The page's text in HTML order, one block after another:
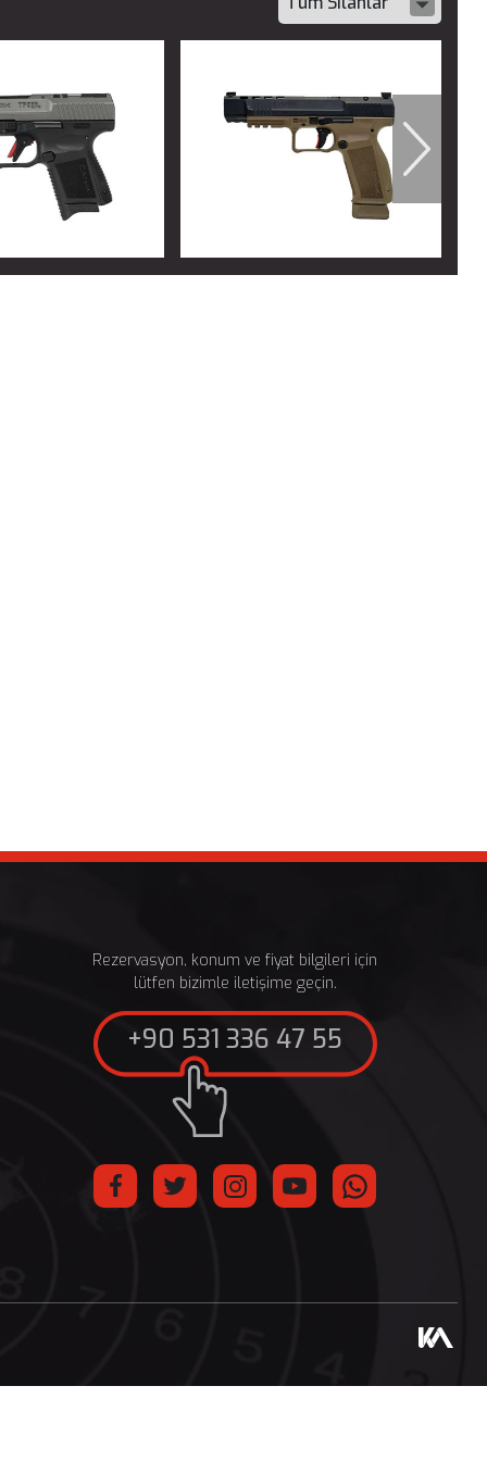
Rezervasyon, konum ve fiyat bilgileri için
lütfen bizimle iletişime geçin.
+90 531 336 47 55